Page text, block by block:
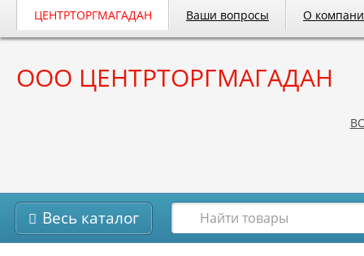
ЦЕНТРТОРГМАГАДАН Ваши вопросы О
ООО ЦЕНТРТОРГМАГАДАН
Весь каталог